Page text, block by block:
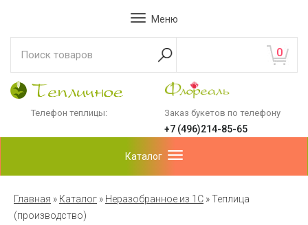
Меню
0
Телефон теплицы: Заказ букетов по телефону
+7 (496)214-85-65
Каталог
Главная » Каталог » Неразобранное из 1С »Теплица
(производство)